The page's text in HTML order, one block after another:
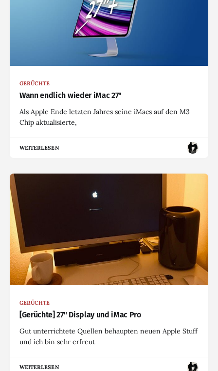
GERÜCHTE
Wann endlich wieder iMac 27"
Als Apple Ende letzten Jahres seine iMacs auf den M3
Chip aktualisierte,
WEITERLESEN
GERÜCHTE
[Gerüchte] 27" Display und iMac Pro
Gut unterrichtete Quellen behaupten neuen Apple Stuff
und ich bin sehr erfreut
WEITERLESEN